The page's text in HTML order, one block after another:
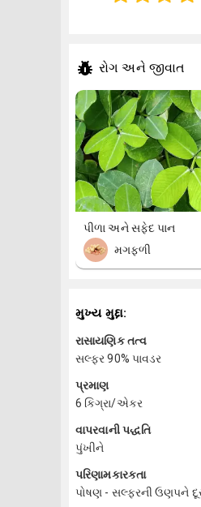
રોગ અને જીવાત
પીળા અને સફેદ પાન
મગફળી
મુખ્ય મુદ્દા:
રાસાયણિક તત્વ
સલ્ફર 90% પાવડર
પ્રમાણ
6 કિગ્રા/એકર
વાપરવાની પદ્ધતિ
પુંખીને
પરિણામકારકતા
પોષણ - સલ્ફરની ઉણપને દૂર